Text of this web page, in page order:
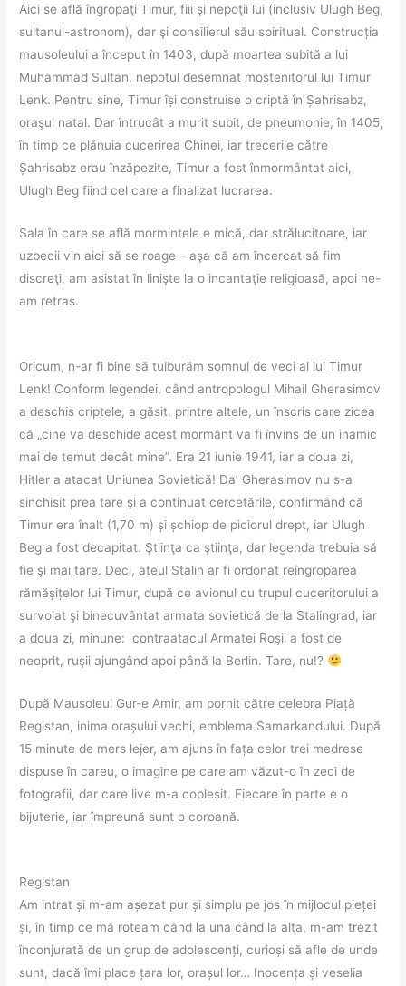
Aici se află îngropaţi Timur, fiii şi nepoţii lui (inclusiv Ulugh Beg,
sultanul-astronom), dar şi consilierul său spiritual. Construcția
mausoleului a început în 1403, după moartea subită a lui
Muhammad Sultan, nepotul desemnat moștenitorul lui Timur
Lenk. Pentru sine, Timur își construise o criptă în Șahrisabz,
oraşul natal. Dar întrucât a murit subit, de pneumonie, în 1405,
în timp ce plănuia cucerirea Chinei, iar trecerile către
Șahrisabz erau înzăpezite, Timur a fost înmormântat aici,
Ulugh Beg fiind cel care a finalizat lucrarea.
Sala în care se află mormintele e mică, dar strălucitoare, iar
uzbecii vin aici să se roage – aşa că am încercat să fim
discreţi, am asistat în linişte la o incantaţie religioasă, apoi ne-
am retras.
Oricum, n-ar fi bine să tulburăm somnul de veci al lui Timur
Lenk! Conform legendei, când antropologul Mihail Gherasimov
a deschis criptele, a găsit, printre altele, un înscris care zicea
că „cine va deschide acest mormânt va fi învins de un inamic
mai de temut decât mine”. Era 21 iunie 1941, iar a doua zi,
Hitler a atacat Uniunea Sovietică! Da’ Gherasimov nu s-a
sinchisit prea tare şi a continuat cercetările, confirmând că
Timur era înalt (1,70 m) și șchiop de piciorul drept, iar Ulugh
Beg a fost decapitat. Ştiinţa ca ştiinţa, dar legenda trebuia să
fie şi mai tare. Deci, ateul Stalin ar fi ordonat reîngroparea
rămășițelor lui Timur, după ce avionul cu trupul cuceritorului a
survolat şi binecuvântat armata sovietică de la Stalingrad, iar
a doua zi, minune: contraatacul Armatei Roşii a fost de
neoprit, ruşii ajungând apoi până la Berlin. Tare, nu!?
După Mausoleul Gur-e Amir, am pornit către celebra Piață
Registan, inima orașului vechi, emblema Samarkandului. După
15 minute de mers lejer, am ajuns în fața celor trei medrese
dispuse în careu, o imagine pe care am văzut-o în zeci de
fotografii, dar care live m-a copleșit. Fiecare în parte e o
bijuterie, iar împreună sunt o coroană.
Registan
Am intrat și m-am așezat pur și simplu pe jos în mijlocul pieței
și, în timp ce mă roteam când la una când la alta, m-am trezit
înconjurată de un grup de adolescenți, curioși să afle de unde
sunt, dacă îmi place țara lor, orașul lor… Inocența și veselia